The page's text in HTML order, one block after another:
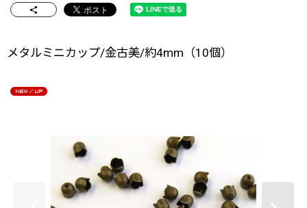
メタルミニカップ/金古美/約4mm（10個）